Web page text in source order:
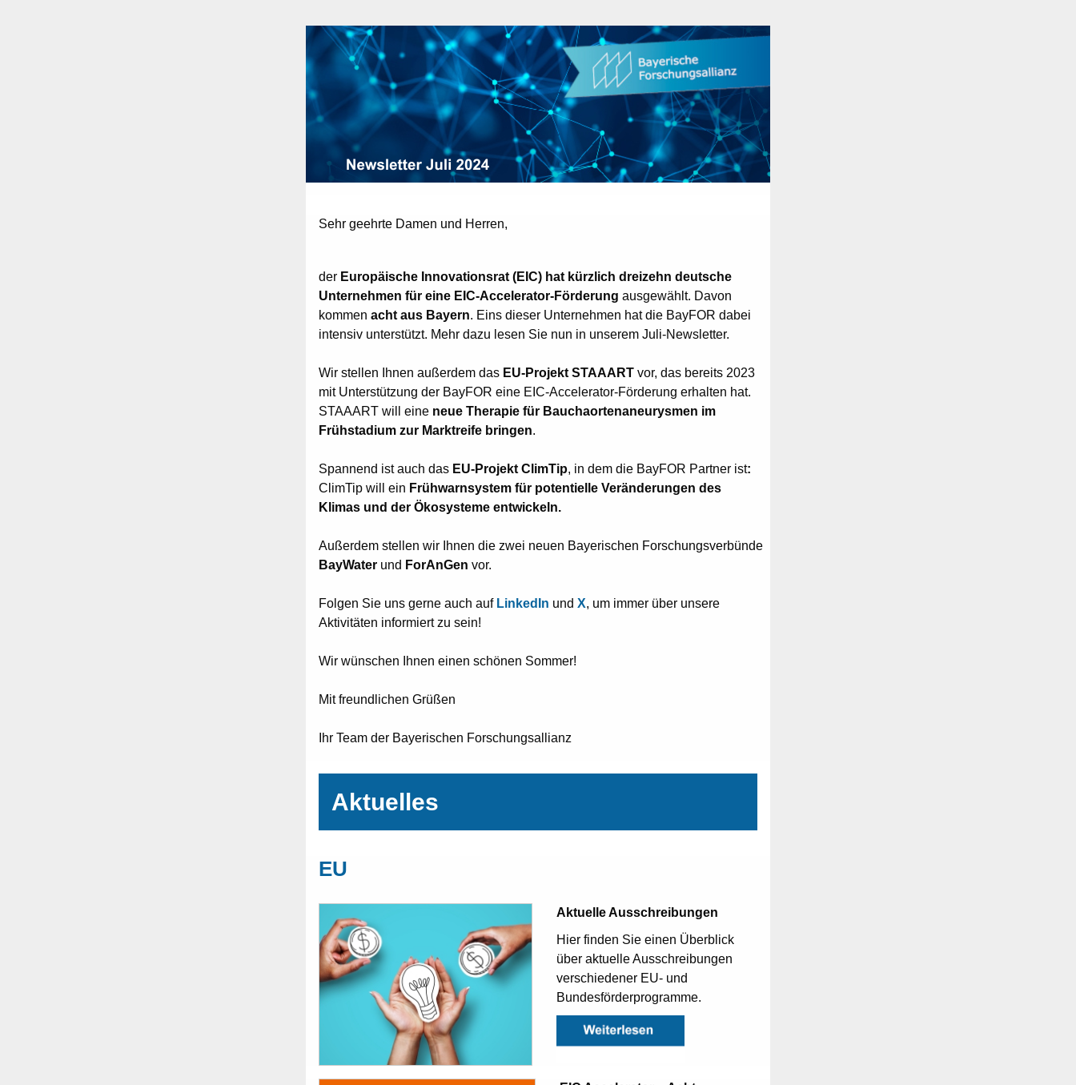
Sehr geehrte Damen und Herren,
der Europäische Innovationsrat (EIC) hat kürzlich dreizehn deutsche
Unternehmen für eine EIC-Accelerator-Förderung ausgewählt. Davon
kommen acht aus Bayern. Eins dieser Unternehmen hat die BayFOR dabei
intensiv unterstützt. Mehr dazu lesen Sie nun in unserem Juli-Newsletter.
Wir stellen Ihnen außerdem das EU-Projekt STAAART vor, das bereits 2023
mit Unterstützung der BayFOR eine EIC-Accelerator-Förderung erhalten hat.
STAAART will eine neue Therapie für Bauchaortenaneurysmen im
Frühstadium zur Marktreife bringen.
Spannend ist auch das EU-Projekt ClimTip, in dem die BayFOR Partner ist:
ClimTip will ein Frühwarnsystem für potentielle Veränderungen des
Klimas und der Ökosysteme entwickeln.
Außerdem stellen wir Ihnen die zwei neuen Bayerischen Forschungsverbünde
BayWater und ForAnGen vor.
Folgen Sie uns gerne auch auf LinkedIn und X, um immer über unsere
Aktivitäten informiert zu sein!
Wir wünschen Ihnen einen schönen Sommer!
Mit freundlichen Grüßen
Ihr Team der Bayerischen Forschungsallianz
Aktuelles
EU
Aktuelle Ausschreibungen
Hier finden Sie einen Überblick
über aktuelle Ausschreibungen
verschiedener EU- und
Bundesförderprogramme.